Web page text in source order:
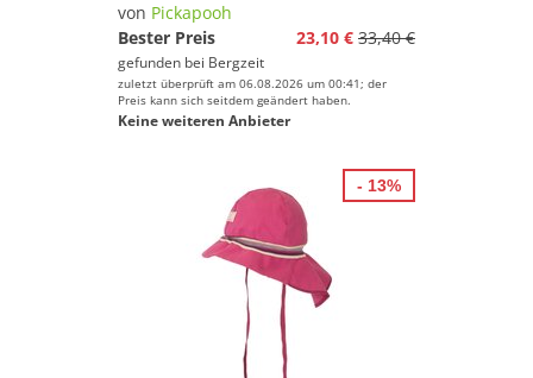
von Pickapooh
Bester Preis
23,10 € 33,40 €
gefunden bei Bergzeit
zuletzt überprüft am 06.08.2026 um 00:41; der
Preis kann sich seitdem geändert haben.
Keine weiteren Anbieter
- 13%